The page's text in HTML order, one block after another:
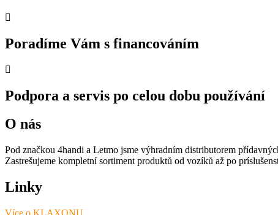
Poradíme Vám s financováním
Podpora a servis po celou dobu používání
O nás
Pod značkou 4handi a Letmo jsme výhradním distributorem
Zastrešujeme kompletní sortiment produktů od vozíků až po
Linky